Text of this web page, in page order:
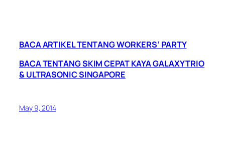
BACA ARTIKEL TENTANG WORKERS’ PARTY
BACA TENTANG SKIM CEPAT KAYA GALAXY TRIO
& ULTRASONIC SINGAPORE
May 9, 2014